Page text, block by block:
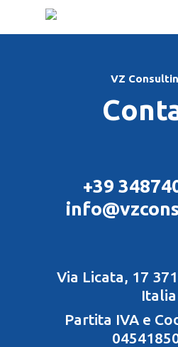
VZ
+39
Via Licata, 17
Italia
Partita IVA e